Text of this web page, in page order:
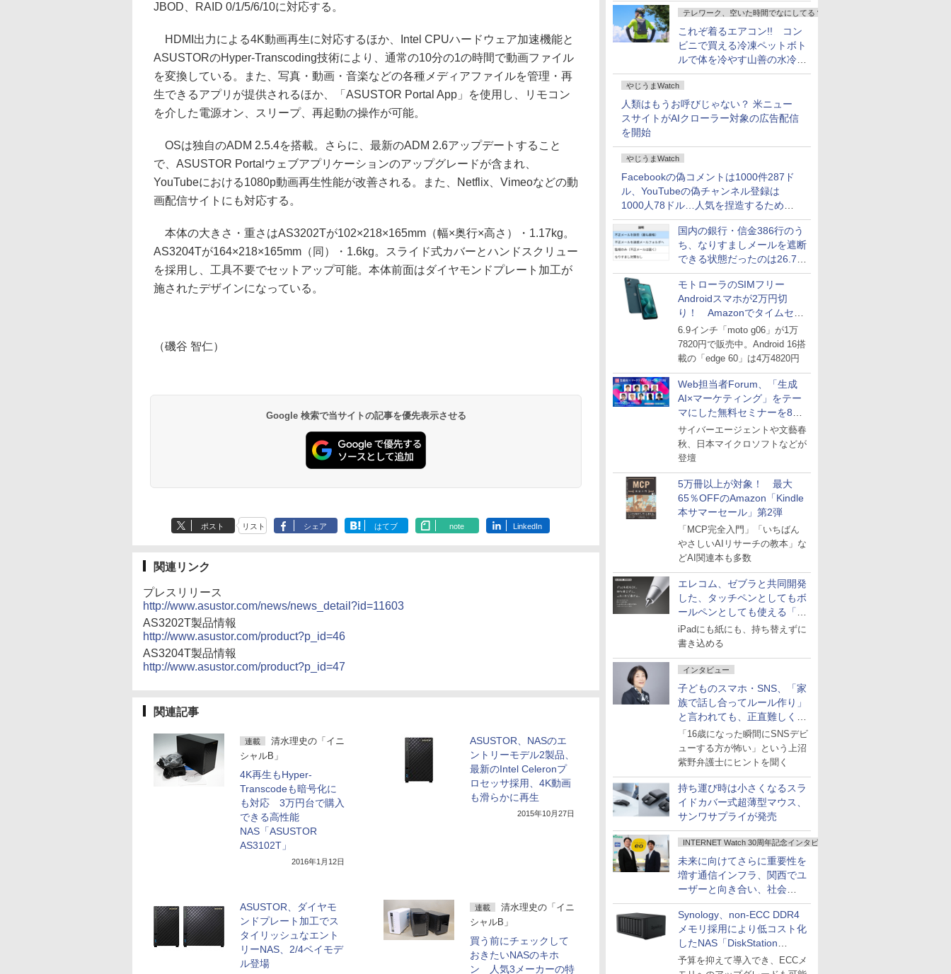
テレワーク、空いた時間でなにしてる？
これぞ着るエアコン!! コン
ビニで買える冷凍ペットボト
ルで体を冷やす山善の水冷ベ
ストがロードバイクにちょう
どいい【ぼっち・ざ・ろー
ど！その14】
やじうまWatch
人類はもうお呼びじゃない？ 米ニュー
スサイトがAIクローラー対象の広告配信
を開始
やじうまWatch
Facebookの偽コメントは1000件287ド
ル、YouTubeの偽チャンネル登録は
1000人78ドル…人気を捏造するための
価格リストが公開中
国内の銀行・信金386行のう
ち、なりすましメールを遮断
できる状態だったのは26.7％
にとどまる～GMOブランド
セキュリティ調査
モトローラのSIMフリー
Androidスマホが2万円切
り！ Amazonでタイムセー
ル
6.9インチ「moto g06」が1万
7820円で販売中。Android 16搭
載の「edge 60」は4万4820円
Web担当者Forum、「生成
AI×マーケティング」をテー
マにした無料セミナーを8月
27日にオンライン開催
サイバーエージェントや文藝春
秋、日本マイクロソフトなどが
登壇
5万冊以上が対象！ 最大
65％OFFのAmazon「Kindle
本サマーセール」第2弾
「MCP完全入門」「いちばん
やさしいAIリサーチの教本」な
どAI関連本も多数
エレコム、ゼブラと共同開発
した、タッチペンとしてもボ
ールペンとしても使える「ス
タイラスツーウェイ」発売
iPadにも紙にも、持ち替えずに
書き込める
インタビュー
子どものスマホ・SNS、「家
族で話し合ってルール作り」
と言われても、正直難しくな
いですか？
「16歳になった瞬間にSNSデビ
ューする方が怖い」という上沼
紫野弁護士にヒントを聞く
持ち運び時は小さくなるスラ
イドカバー式超薄型マウス、
サンワサプライが発売
INTERNET Watch 30周年記念インタビュー
未来に向けてさらに重要性を
増す通信インフラ、関西でユ
ーザーと向き合い、社会
の“あたらしい”を起動し続け
る～オプテージ
Synology、non-ECC DDR4
メモリ採用により低コスト化
したNAS「DiskStation
neo+」シリーズ
予算を抑えて導入でき、ECCメ
JBOD、RAID 0/1/5/6/10に対応する。
HDMI出力による4K動画再生に対応するほか、Intel CPUハードウェア加速機能と
ASUSTORのHyper-Transcoding技術により、通常の10分の1の時間で動画ファイル
を変換している。また、写真・動画・音楽などの各種メディアファイルを管理・再
生できるアプリが提供されるほか、「ASUSTOR Portal App」を使用し、リモコン
を介した電源オン、スリープ、再起動の操作が可能。
OSは独自のADM 2.5.4を搭載。さらに、最新のADM 2.6アップデートすること
で、ASUSTOR Portalウェブアプリケーションのアップグレードが含まれ、
YouTubeにおける1080p動画再生性能が改善される。また、Netflix、Vimeoなどの動
画配信サイトにも対応する。
本体の大きさ・重さはAS3202Tが102×218×165mm（幅×奥行×高さ）・1.17kg。
AS3204Tが164×218×165mm（同）・1.6kg。スライド式カバーとハンドスクリュー
を採用し、工具不要でセットアップ可能。本体前面はダイヤモンドプレート加工が
施されたデザインになっている。
（磯谷 智仁）
Google 検索で当サイトの記事を優先表示させる
ポスト リスト シェア はてブ note LinkedIn
関連リンク
プレスリリース
http://www.asustor.com/news/news_detail?id=11603
AS3202T製品情報
http://www.asustor.com/product?p_id=46
AS3204T製品情報
http://www.asustor.com/product?p_id=47
関連記事
連載
清水理史の「イニ
シャルB」
4K再生もHyper-
Transcodeも暗号化に
も対応 3万円台で購入
できる高性能
NAS「ASUSTOR
AS3102T」
2016年1月12日
ASUSTOR、NASのエ
ントリーモデル2製品、
最新のIntel Celeronプ
ロセッサ採用、4K動画
も滑らかに再生
2015年10月27日
ASUSTOR、ダイヤモ
ンドプレート加工でス
タイリッシュなエント
リーNAS、2/4ベイモデ
ル登場
連載
清水理史の「イニ
シャルB」
買う前にチェックして
おきたいNASのキホ
ン 人気3メーカーの特